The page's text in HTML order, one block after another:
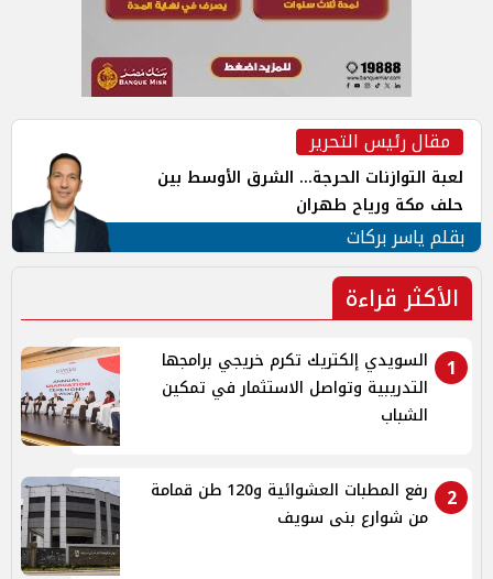
مقال رئيس التحرير
لعبة التوازنات الحرجة... الشرق الأوسط بين
حلف مكة ورياح طهران
بقلم ياسر بركات
الأكثر قراءة
1
السويدي إلكتريك تكرم خريجي برامجها
التدريبية وتواصل الاستثمار في تمكين
الشباب
2
رفع المطبات العشوائية و120 طن قمامة
من شوارع بنى سويف